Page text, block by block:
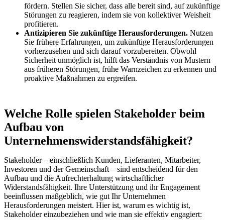
fördern. Stellen Sie sicher, dass alle bereit sind, auf zukünftige
Störungen zu reagieren, indem sie von kollektiver Weisheit
profitieren.
Antizipieren Sie zukünftige Herausforderungen. Nutzen
Sie frühere Erfahrungen, um zukünftige Herausforderungen
vorherzusehen und sich darauf vorzubereiten. Obwohl
Sicherheit unmöglich ist, hilft das Verständnis von Mustern
aus früheren Störungen, frühe Warnzeichen zu erkennen und
proaktive Maßnahmen zu ergreifen.
Welche Rolle spielen Stakeholder beim
Aufbau von
Unternehmenswiderstandsfähigkeit?
Stakeholder – einschließlich Kunden, Lieferanten, Mitarbeiter,
Investoren und der Gemeinschaft – sind entscheidend für den
Aufbau und die Aufrechterhaltung wirtschaftlicher
Widerstandsfähigkeit. Ihre Unterstützung und ihr Engagement
beeinflussen maßgeblich, wie gut Ihr Unternehmen
Herausforderungen meistert. Hier ist, warum es wichtig ist,
Stakeholder einzubeziehen und wie man sie effektiv engagiert: